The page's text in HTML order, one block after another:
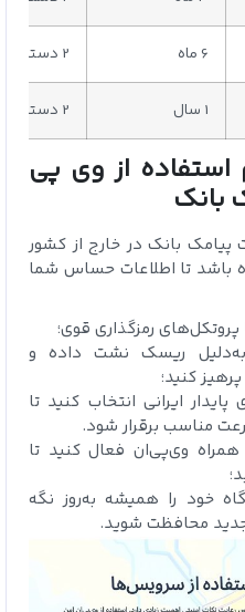
6 ماه 2 دستگاه
1 سال 2 دستگاه
از وی‌ پی‌
بانک
پیامک بانک در خارج از کشور
باشد تا اطلاعات حساس شما
رمزگذاری قوی؛
به‌دلیل ریسک نشت داده و
کنید؛
ایرانی انتخاب کنید تا
مناسب برقرار شود.
همراه وی‌پی‌ان فعال کنید تا
خود را همیشه به‌روز نگه
جدید محافظت شوید.